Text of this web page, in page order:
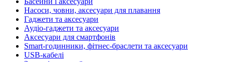
Насоси, човни, аксесуари для плавання
Гаджети та аксесуари
Аудіо-гаджети та аксесуари
Аксесуари для смартфонів
Smart-годинники, фітнес-браслети та аксесуари
USB-кабелі